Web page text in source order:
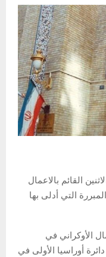
القائم بالاعمال
التي أدلى بها
الأوكراني في
أوراسيا الأولى في